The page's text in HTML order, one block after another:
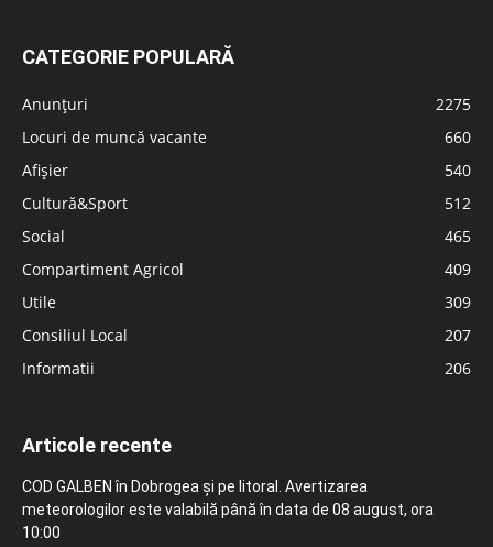
CATEGORIE POPULARĂ
Anunțuri
2275
Locuri de muncă vacante
660
Afișier
540
Cultură&Sport
512
Social
465
Compartiment Agricol
409
Utile
309
Consiliul Local
207
Informatii
206
Articole recente
COD GALBEN în Dobrogea și pe litoral. Avertizarea
meteorologilor este valabilă până în data de 08 august, ora
10:00